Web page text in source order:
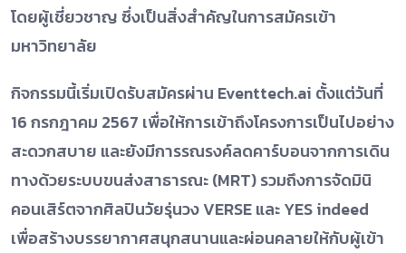
โดยผู้เชี่ยวชาญ ซึ่งเป็นสิ่งสำคัญในการสมัครเข้า
มหาวิทยาลัย
กิจกรรมนี้เริ่มเปิดรับสมัครผ่าน Eventtech.ai ตั้งแต่วันที่
16 กรกฎาคม 2567 เพื่อให้การเข้าถึงโครงการเป็นไปอย่าง
สะดวกสบาย และยังมีการรณรงค์ลดคาร์บอนจากการเดิน
ทางด้วยระบบขนส่งสาธารณะ (MRT) รวมถึงการจัดมินิ
คอนเสิร์ตจากศิลปินวัยรุ่นวง VERSE และ YES indeed
เพื่อสร้างบรรยากาศสนุกสนานและผ่อนคลายให้กับผู้เข้า